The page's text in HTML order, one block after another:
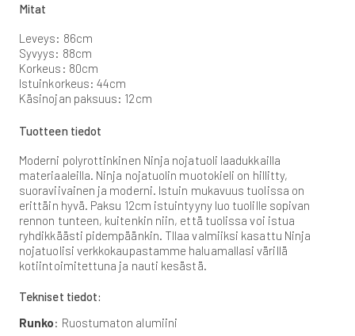
Mitat
Leveys: 86cm
Syvyys: 88cm
Korkeus: 80cm
Istuinkorkeus: 44cm
Käsinojan paksuus: 12cm
Tuotteen tiedot
Moderni polyrottinkinen Ninja nojatuoli laadukkailla
materiaaleilla. Ninja nojatuolin muotokieli on hillitty,
suoraviivainen ja moderni. Istuin mukavuus tuolissa on
erittäin hyvä. Paksu 12cm istuintyyny luo tuolille sopivan
rennon tunteen, kuitenkin niin, että tuolissa voi istua
ryhdikkäästi pidempäänkin. TIlaa valmiiksi kasattu Ninja
nojatuolisi verkkokaupastamme haluamallasi värillä
kotiintoimitettuna ja nauti kesästä.
Tekniset tiedot:
Runko: Ruostumaton alumiini